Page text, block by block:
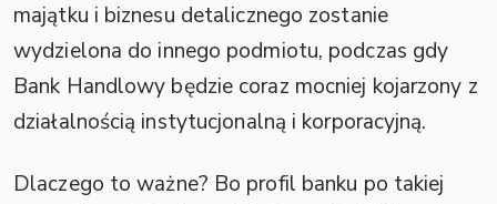
majątku i biznesu detalicznego zostanie
wydzielona do innego podmiotu, podczas gdy
Bank Handlowy będzie coraz mocniej kojarzony z
działalnością instytucjonalną i korporacyjną.
Dlaczego to ważne? Bo profil banku po takiej